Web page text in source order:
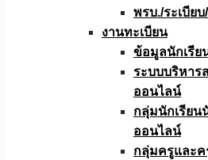
พรบ./ระเบีย
งานทะเบียน
ข้อมูลนักเรีย
ระบบบริหาร
ออนไลน์
กลุ่มนักเรียน
ออนไลน์
กลุ่มครูและค